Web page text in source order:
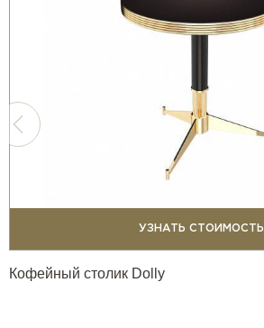
УЗНАТЬ СТОИМОСТЬ
Кофейный столик Dolly